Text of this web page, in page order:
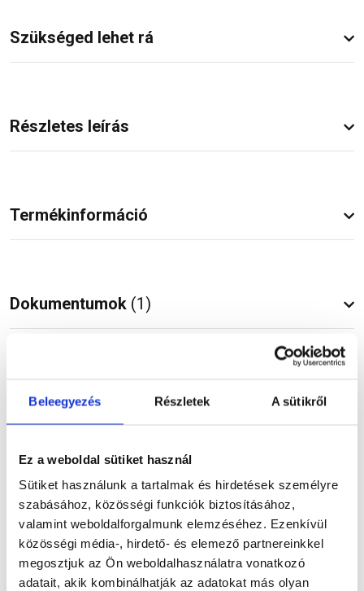
Beleegyezés Részletek A sütikről
Ez a weboldal sütiket használ
Sütiket használunk a tartalmak és hirdetések személyre
szabásához, közösségi funkciók biztosításához,
valamint weboldalforgalmunk elemzéséhez. Ezenkívül
közösségi média-, hirdető- és elemező partnereinkkel
megosztjuk az Ön weboldalhasználatra vonatkozó
adatait, akik kombinálhatják az adatokat más olyan
Szükséged lehet rá
Részletes leírás
Termékinformáció
Dokumentumok (1)
Vásárlói vélemények
Kérdések és válaszok